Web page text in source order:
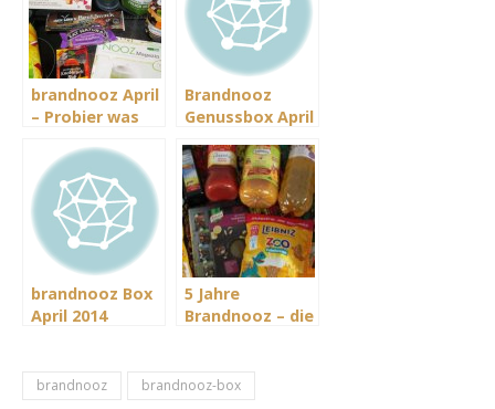
brandnooz April
– Probier was
Brandnooz
Genussbox April
Aufblühen
brandnooz Box
April 2014
5 Jahre
Brandnooz – die
brandnooz brandnooz-box